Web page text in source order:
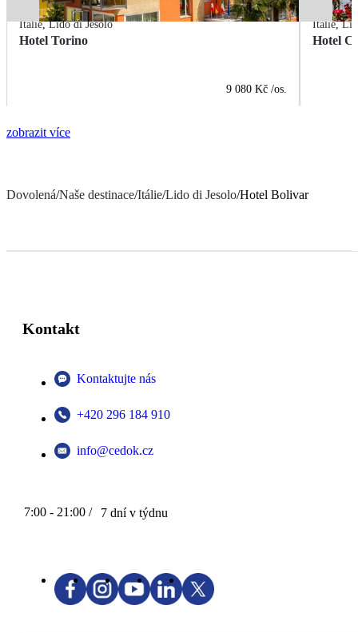
Itálie,Lido di Jesolo
Hotel Torino
9 080 Kč /os.
Itálie,
Hotel
zobrazit více
Dovolená/Naše destinace/Itálie/Lido di Jesolo/Hotel Bolivar
Kontakt
Kontaktujte nás
+420 296 184 910
info@cedok.cz
7:00 - 21:00 / 7 dní v týdnu